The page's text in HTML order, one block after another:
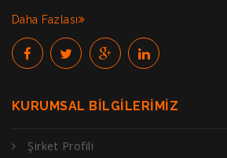
Daha Fazlası
KURUMSAL BILGILERIMIZ
Şirket Profili